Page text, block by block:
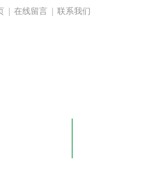
在线留言 联系我们